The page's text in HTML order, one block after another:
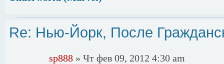
Re: Нью-Йорк, После
sp888 » Чт фев 09, 2012 4:30 am